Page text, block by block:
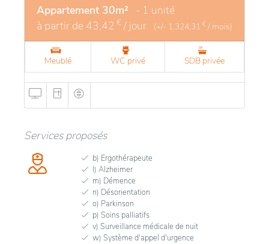
Appartement 30m² - 1 unité
à partir de 43,42 € / jour (+/- 1.324,31 € / mois)
Meublé WC privé SDB privée
Services proposés
b) Ergothérapeute
l) Alzheimer
m) Démence
n) Désorientation
o) Parkinson
p) Soins palliatifs
v) Surveillance médicale de nuit
w) Système d'appel d'urgence